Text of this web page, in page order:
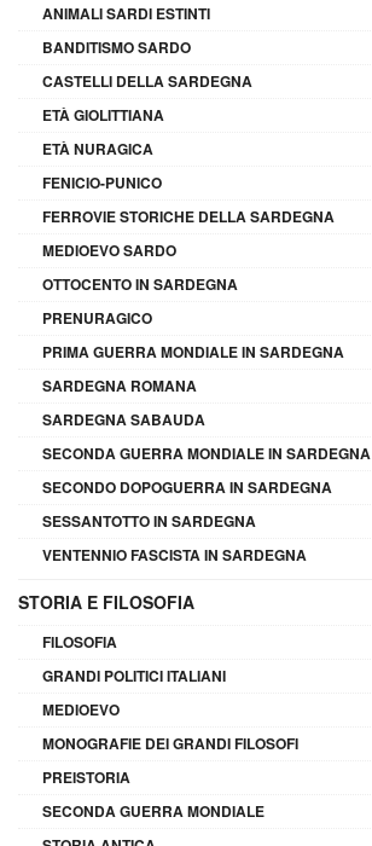
ANIMALI SARDI ESTINTI
BANDITISMO SARDO
CASTELLI DELLA SARDEGNA
ETÀ GIOLITTIANA
ETÀ NURAGICA
FENICIO-PUNICO
FERROVIE STORICHE DELLA SARDEGNA
MEDIOEVO SARDO
OTTOCENTO IN SARDEGNA
PRENURAGICO
PRIMA GUERRA MONDIALE IN SARDEGNA
SARDEGNA ROMANA
SARDEGNA SABAUDA
SECONDA GUERRA MONDIALE IN SARDEGNA
SECONDO DOPOGUERRA IN SARDEGNA
SESSANTOTTO IN SARDEGNA
VENTENNIO FASCISTA IN SARDEGNA
STORIA E FILOSOFIA
FILOSOFIA
GRANDI POLITICI ITALIANI
MEDIOEVO
MONOGRAFIE DEI GRANDI FILOSOFI
PREISTORIA
SECONDA GUERRA MONDIALE